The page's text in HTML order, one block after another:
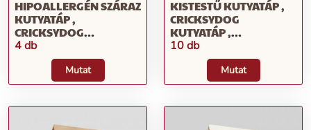
HIPOALLERGÉN SZÁRAZ
KUTYATÁP ,
CRICKSYDOG
KUTYATÁP ,
CRICKSYDOG
KUTYATÁP
4 db
Mutat
KISTESTŰ KUTYATÁP ,
CRICKSYDOG
KUTYATÁP ,
CRICKSYDOG
KUTYATÁP
10 db
Mutat